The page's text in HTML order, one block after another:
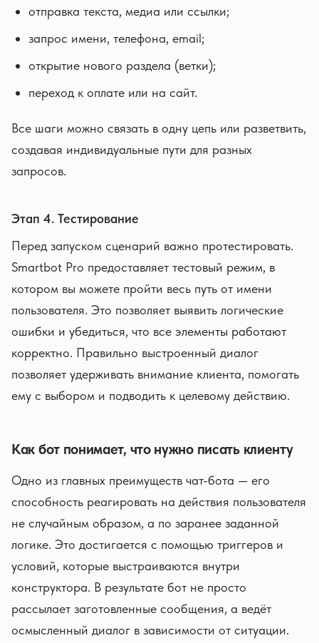
отправка текста, медиа или ссылки;
запрос имени, телефона, email;
открытие нового раздела (ветки);
переход к оплате или на сайт.
Все шаги можно связать в одну цепь или разветвить,
создавая индивидуальные пути для разных
запросов.
Этап 4. Тестирование
Перед запуском сценарий важно протестировать.
Smartbot Pro предоставляет тестовый режим, в
котором вы можете пройти весь путь от имени
пользователя. Это позволяет выявить логические
ошибки и убедиться, что все элементы работают
корректно. Правильно выстроенный диалог
позволяет удерживать внимание клиента, помогать
ему с выбором и подводить к целевому действию.
Как бот понимает, что нужно писать клиенту
Одно из главных преимуществ чат-бота — его
способность реагировать на действия пользователя
не случайным образом, а по заранее заданной
логике. Это достигается с помощью триггеров и
условий, которые выстраиваются внутри
конструктора. В результате бот не просто
рассылает заготовленные сообщения, а ведёт
осмысленный диалог в зависимости от ситуации.